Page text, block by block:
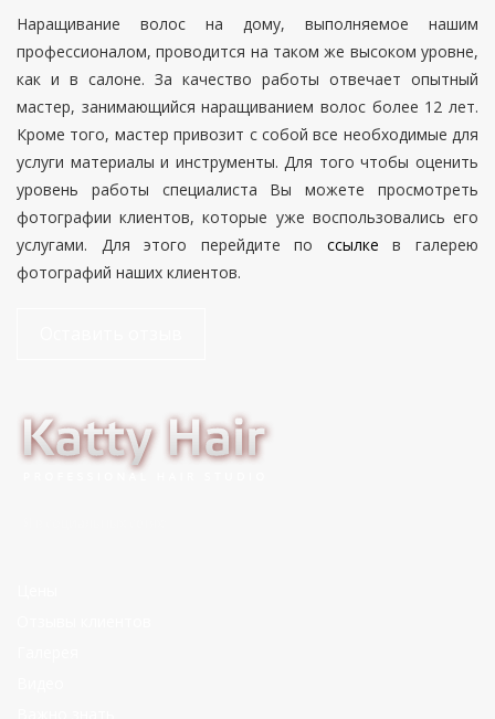
Наращивание волос на дому, выполняемое нашим
профессионалом, проводится на таком же высоком уровне,
как и в салоне. За качество работы отвечает опытный
мастер, занимающийся наращиванием волос более 12 лет.
Кроме того, мастер привозит с собой все необходимые для
услуги материалы и инструменты. Для того чтобы оценить
уровень работы специалиста Вы можете просмотреть
фотографии клиентов, которые уже воспользовались его
услугами. Для этого перейдите по ссылке в галерею
фотографий наших клиентов.